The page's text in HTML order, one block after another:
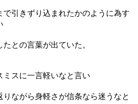
で引きずり込まれたかのように為す
との言葉が出ていた。
スに一言軽いなと言い
ながら身軽さが信条なら迷うなと